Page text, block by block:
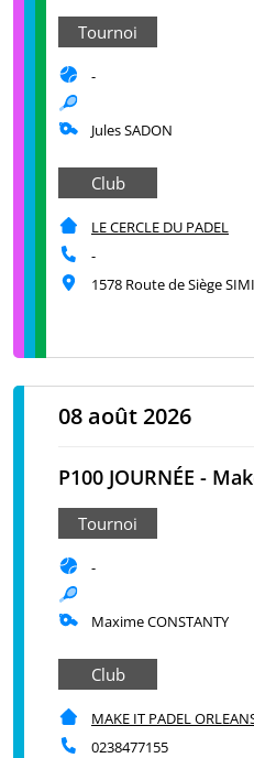
Tournoi
-
Jules SADON
Club
LE CERCLE DU PADEL
-
1578 Route de Siège
08 août 2026
P100 JOURNÉE -
Tournoi
-
Maxime CONSTANTY
Club
MAKE IT PADEL
0238477155